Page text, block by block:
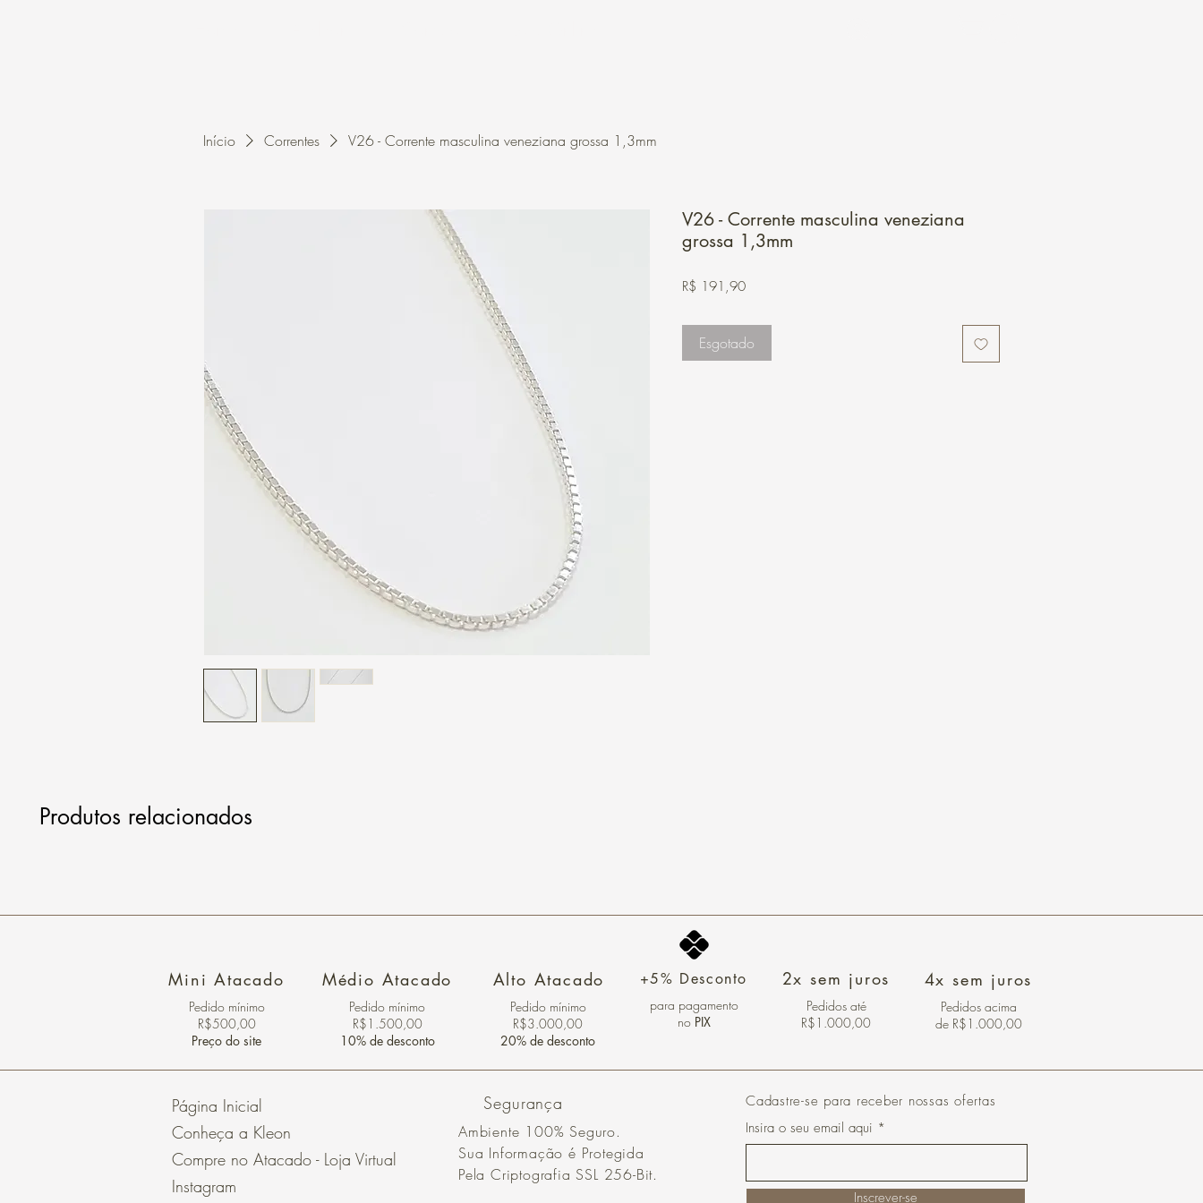
Início Correntes V26 - Corrente masculina veneziana grossa 1,3mm
V26 - Corrente masculina veneziana
grossa 1,3mm
R$ 191,90Preço
Esgotado
Produtos relacionados
Mini Atacado
Pedido ​mínimo
R$500,00
Preço do site
Médio Atacado
Pedido mínimo
R$1.500,00
10% de desconto
Alto Atacado
Pedido mínimo
R$3.000,00
20% de desconto
+5% Desconto
para pagamento
no PIX
2x sem juros
Pedidos até
R$1.000,00
4x sem juros
Pedidos acima
de R$1.000,00
Página Inicial
Conheça a Kleon
Compre no Atacado - Loja Virtual
Instagram
Segurança
Ambiente 100% Seguro.
Sua Informação é Protegida
Pela Criptografia SSL 256-Bit.
Cadastre-se para receber nossas ofertas
Insira o seu email aqui
Inscrever-se